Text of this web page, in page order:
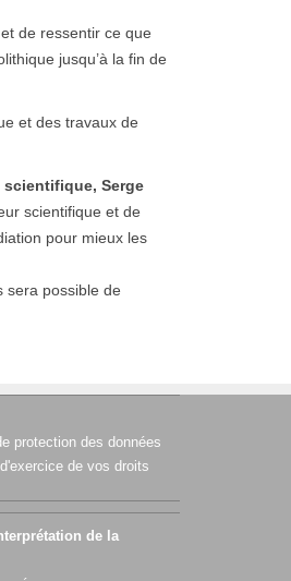
de ressentir ce que
jusqu’à la fin de
et des travaux de
Serge
scientifique et de
pour mieux les
sera possible de
protection des données
de vos droits
de la